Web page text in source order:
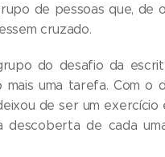
de pessoas que, de
cruzado.
do desafio da
mais uma tarefa. Com o
de ser um exercício
descoberta de cada